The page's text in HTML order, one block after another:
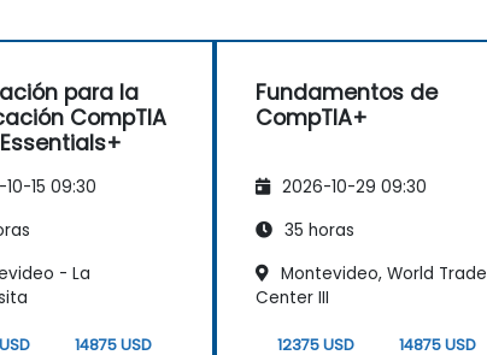
para la
CompTIA
15 09:30
- La
14875 USD
Fundamentos de
CompTIA+
2026-10-29 09:30
35 horas
Montevideo, World Trade
Center III
12375 USD
14875 USD